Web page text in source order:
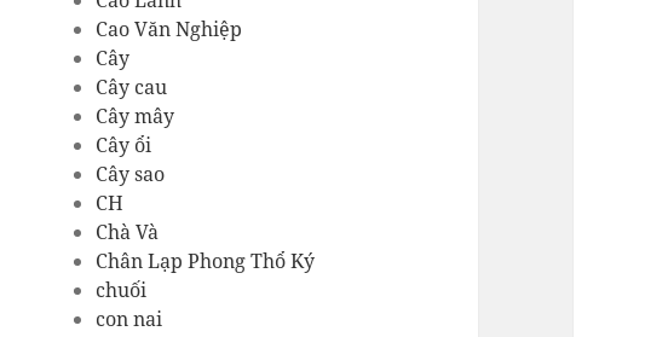
Cao Văn Nghiệp
Cây
Cây cau
Cây mây
Cây ổi
Cây sao
CH
Chà Và
Chân Lạp Phong Thổ Ký
chuối
con nai